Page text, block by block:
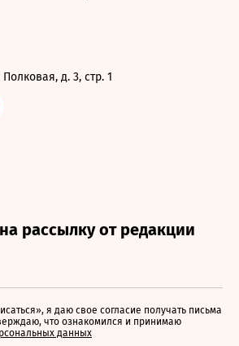
д. 3, стр. 1
я даю свое согласие получать письма
что ознакомился и принимаю
данных